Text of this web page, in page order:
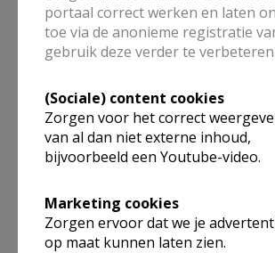
portaal correct werken en laten
toe via de anonieme registratie
gebruik deze verder te verbeteren.
(Sociale) content cookies
Zorgen voor het correct
van al dan niet externe inhoud,
bijvoorbeeld een Youtube-video.
Marketing cookies
Zorgen ervoor dat we je
op maat kunnen laten zien.